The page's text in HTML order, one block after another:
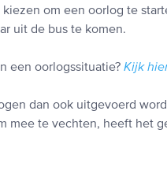
om een oorlog te
uit de bus te komen.
een oorlogssituatie? Kijk
dan ook uitgevoerd
mee te vechten, heeft het